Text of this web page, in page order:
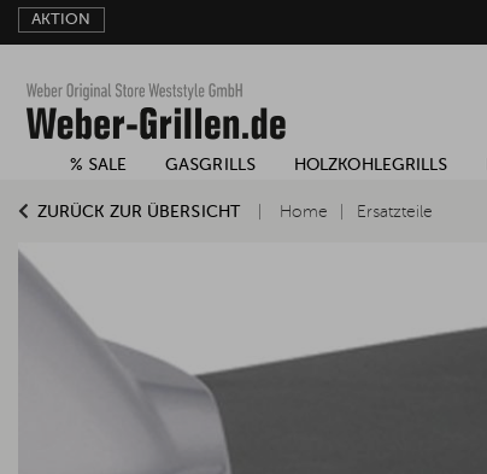
AKTION
% SALE GASGRILLS HOLZKOHLEGRILLS
ZURÜCK ZUR ÜBERSICHT Home Ersatzteile